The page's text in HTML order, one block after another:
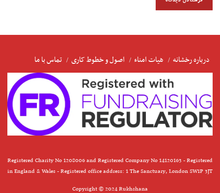
درباره رخشانه هیات امناء اصول و خطوط کاری تماس با ما
Registered Charity No 1208006 and Registered Company No 14120163 - Registered
in England & Wales - Registered office address: 1 The Sanctuary, London SW1P 3JT
Copyright © 2024 Rukhshana